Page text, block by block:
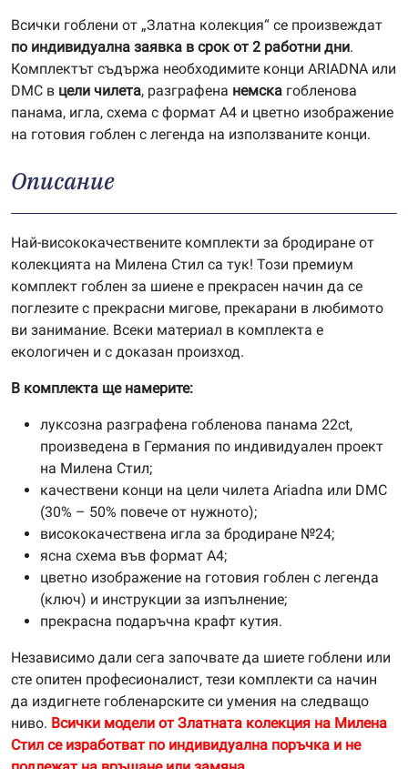
Всички гоблени от „Златна колекция“ се произвеждат
по индивидуална заявка в срок от 2 работни дни.
Комплектът съдържа необходимите конци ARIADNA или
DMC в цели чилета, разграфена немска гобленова
панама, игла, схема с формат А4 и цветно изображение
на готовия гоблен с легенда на използваните конци.
Описание
Най-висококачествените комплекти за бродиране от
колекцията на Милена Стил са тук! Този премиум
комплект гоблен за шиене е прекрасен начин да се
поглезите с прекрасни мигове, прекарани в любимото
ви занимание. Всеки материал в комплекта е
екологичен и с доказан произход.
В комплекта ще намерите:
луксозна разграфена гобленова панама 22ct,
произведена в Германия по индивидуален проект
на Милена Стил;
качествени конци на цели чилета Ariadna или DMC
(30% – 50% повече от нужното);
висококачествена игла за бродиране №24;
ясна схема във формат А4;
цветно изображение на готовия гоблен с легенда
(ключ) и инструкции за изпълнение;
прекрасна подаръчна крафт кутия.
Независимо дали сега започвате да шиете гоблени или
сте опитен професионалист, тези комплекти са начин
да издигнете гобленарските си умения на следващо
ниво. Всички модели от Златната колекция на Милена
Стил се изработват по индивидуална поръчка и не